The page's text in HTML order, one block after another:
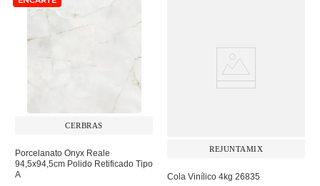
CERBRAS
Porcelanato Onyx Reale
94,5x94,5cm Polido Retificado Tipo
A
REJUNTAMIX
Cola Vinílico 4kg 26835